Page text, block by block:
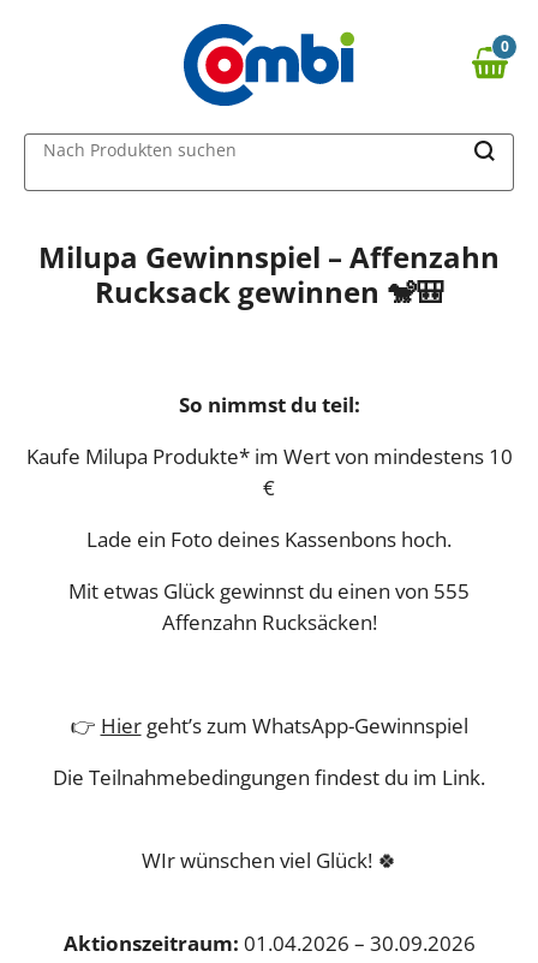
0,00 €
0
Nach Produkten suchen
Milupa Gewinnspiel – Affenzahn
Rucksack gewinnen 🐒🎒
So nimmst du teil:
Kaufe Milupa Produkte* im Wert von mindestens 10
€
Lade ein Foto deines Kassenbons hoch.
Mit etwas Glück gewinnst du einen von 555
Affenzahn Rucksäcken!
👉 Hiergeht’s zum WhatsApp-Gewinnspiel
Die Teilnahmebedingungen findest du im Link.
WIr wünschen viel Glück! 🍀
Aktionszeitraum: 01.04.2026 – 30.09.2026